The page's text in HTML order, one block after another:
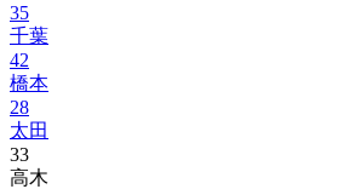
35
千葉
42
橋本
28
太田
33
高木